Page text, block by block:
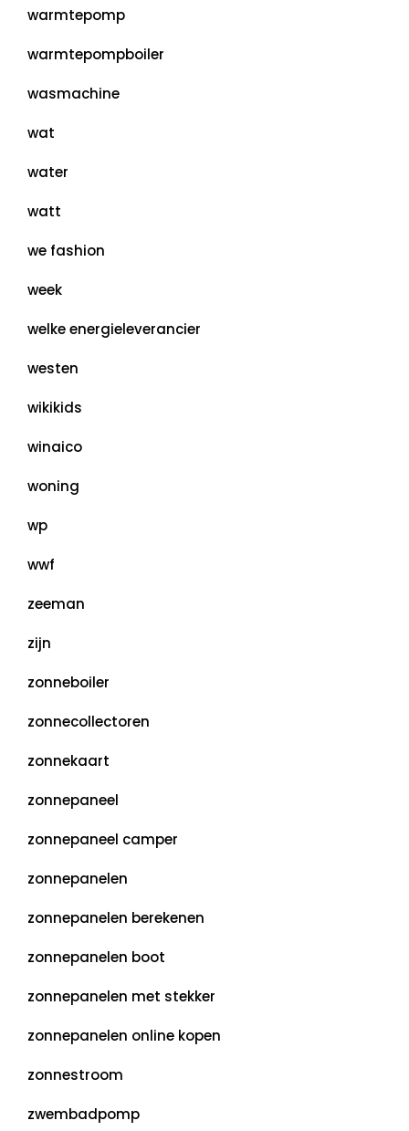
warmtepomp
warmtepompboiler
wasmachine
wat
water
watt
we fashion
week
welke energieleverancier
westen
wikikids
winaico
woning
wp
wwf
zeeman
zijn
zonneboiler
zonnecollectoren
zonnekaart
zonnepaneel
zonnepaneel camper
zonnepanelen
zonnepanelen berekenen
zonnepanelen boot
zonnepanelen met stekker
zonnepanelen online kopen
zonnestroom
zwembadpomp